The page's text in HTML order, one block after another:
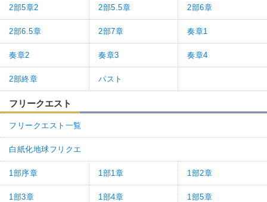
2部5章2 2部5.5章 2部6章
2部6.5章 2部7章 奏章1
奏章2 奏章3 奏章4
2部終章 パスト
フリークエスト
フリークエスト一覧
白紙化地球フリクエ
1部序章 1部1章 1部2章
1部3章 1部4章 1部5章